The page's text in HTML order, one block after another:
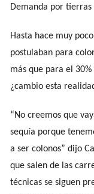
Demanda por tierras
Hasta hace muy
postulaban para
más que para el
¿cambio esta
“No creemos que
sequía porque
a ser colonos” dijo
que salen de las
técnicas se siguen